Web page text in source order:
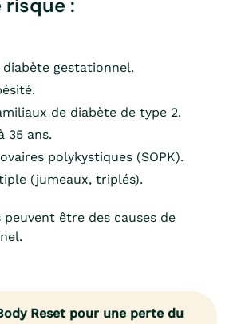
risque :
gestationnel.
de diabète de type 2.
35 ans.
polykystiques (SOPK).
(jumeaux, triplés).
être des causes de
Reset pour une perte du